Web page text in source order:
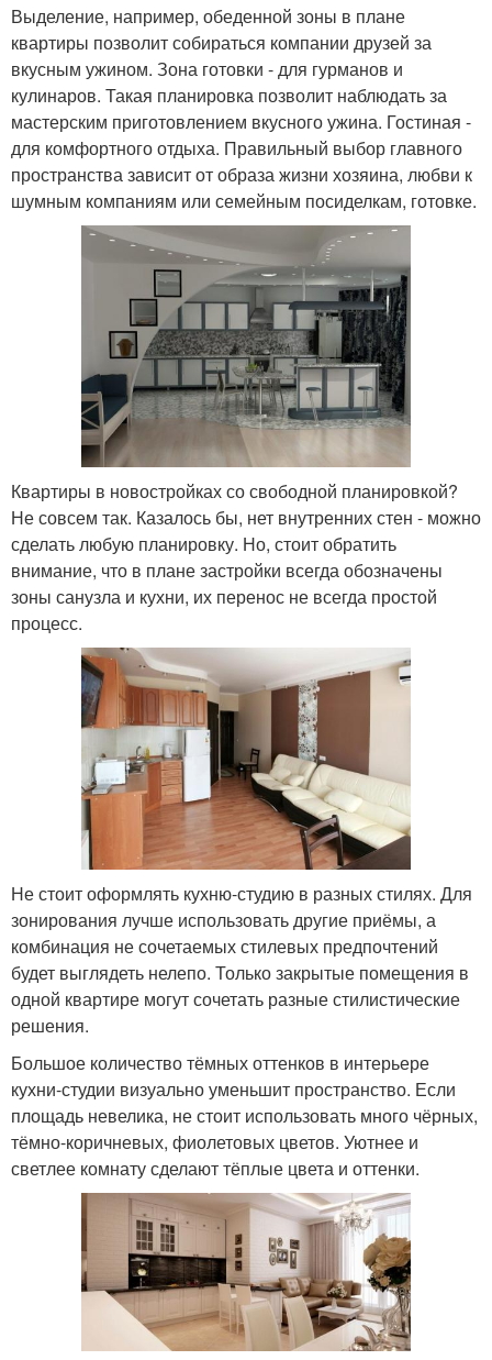
Выделение, например, обеденной зоны в плане
квартиры позволит собираться компании друзей за
вкусным ужином. Зона готовки - для гурманов и
кулинаров. Такая планировка позволит наблюдать за
мастерским приготовлением вкусного ужина. Гостиная -
для комфортного отдыха. Правильный выбор главного
пространства зависит от образа жизни хозяина, любви к
шумным компаниям или семейным посиделкам, готовке.
Квартиры в новостройках со свободной планировкой?
Не совсем так. Казалось бы, нет внутренних стен - можно
сделать любую планировку. Но, стоит обратить
внимание, что в плане застройки всегда обозначены
зоны санузла и кухни, их перенос не всегда простой
процесс.
Не стоит оформлять кухню-студию в разных стилях. Для
зонирования лучше использовать другие приёмы, а
комбинация не сочетаемых стилевых предпочтений
будет выглядеть нелепо. Только закрытые помещения в
одной квартире могут сочетать разные стилистические
решения.
Большое количество тёмных оттенков в интерьере
кухни-студии визуально уменьшит пространство. Если
площадь невелика, не стоит использовать много чёрных,
тёмно-коричневых, фиолетовых цветов. Уютнее и
светлее комнату сделают тёплые цвета и оттенки.